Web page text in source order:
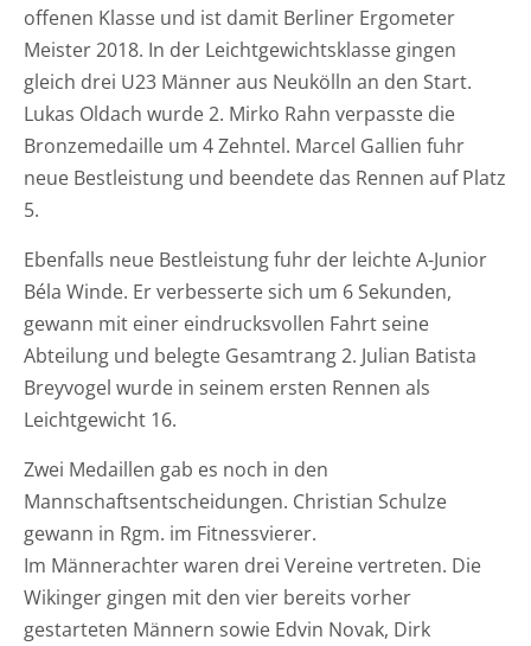
offenen Klasse und ist damit Berliner Ergometer
Meister 2018. In der Leichtgewichtsklasse gingen
gleich drei U23 Männer aus Neukölln an den Start.
Lukas Oldach wurde 2. Mirko Rahn verpasste die
Bronzemedaille um 4 Zehntel. Marcel Gallien fuhr
neue Bestleistung und beendete das Rennen auf Platz
5.
Ebenfalls neue Bestleistung fuhr der leichte A-Junior
Béla Winde. Er verbesserte sich um 6 Sekunden,
gewann mit einer eindrucksvollen Fahrt seine
Abteilung und belegte Gesamtrang 2. Julian Batista
Breyvogel wurde in seinem ersten Rennen als
Leichtgewicht 16.
Zwei Medaillen gab es noch in den
Mannschaftsentscheidungen. Christian Schulze
gewann in Rgm. im Fitnessvierer.
Im Männerachter waren drei Vereine vertreten. Die
Wikinger gingen mit den vier bereits vorher
gestarteten Männern sowie Edvin Novak, Dirk